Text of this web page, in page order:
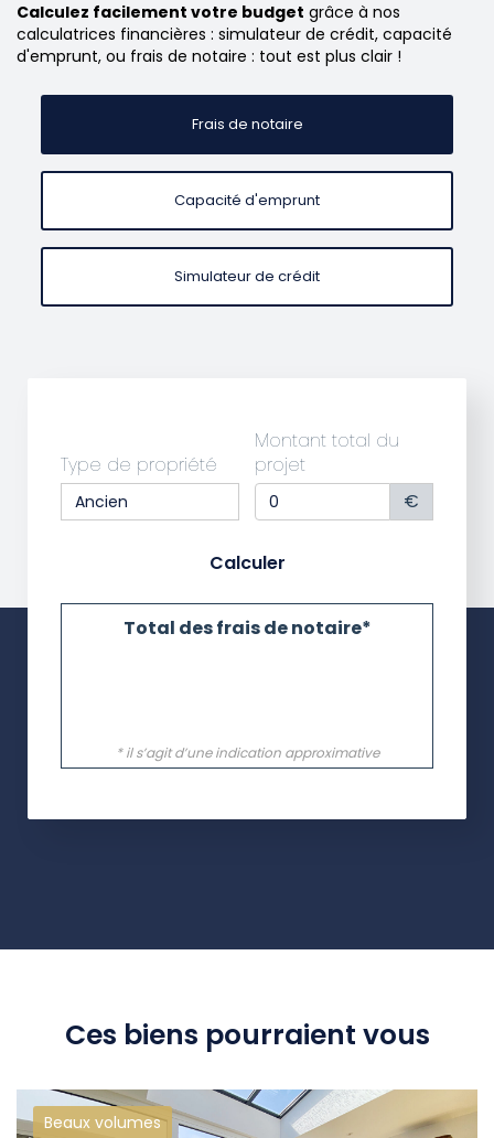
Calculez facilement votre budget grâce à nos
calculatrices financières : simulateur de crédit, capacité
d'emprunt, ou frais de notaire : tout est plus clair !
Frais de notaire
Capacité d'emprunt
Simulateur de crédit
Ces biens pourraient vous
Beaux volumes